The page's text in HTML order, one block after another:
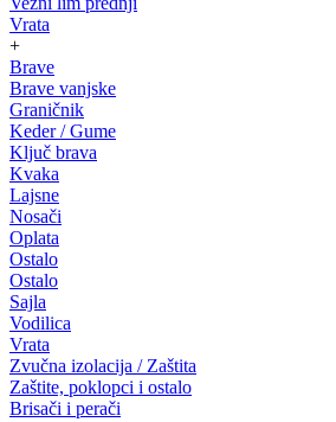
Vrata
+
Brave
Brave vanjske
Graničnik
Keder / Gume
Ključ brava
Kvaka
Lajsne
Nosači
Oplata
Ostalo
Ostalo
Sajla
Vodilica
Vrata
Zvučna izolacija / Zaštita
Zaštite, poklopci i ostalo
Brisači i perači